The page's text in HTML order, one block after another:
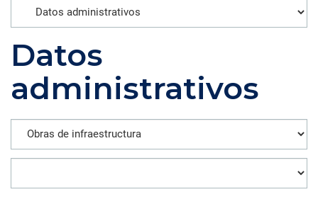
Datos
administrativos